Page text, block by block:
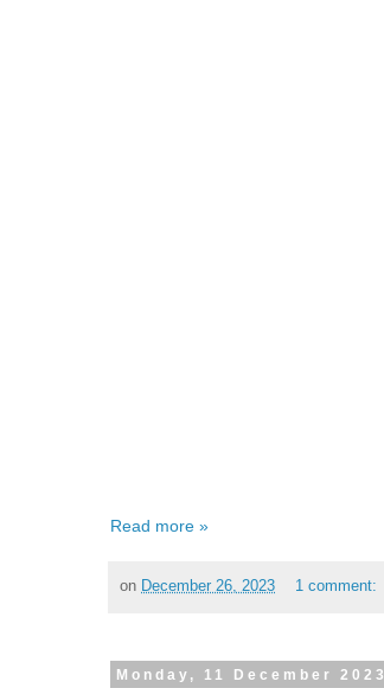
Read more »
on December 26, 2023 1 comment:
Monday, 11 December 2023